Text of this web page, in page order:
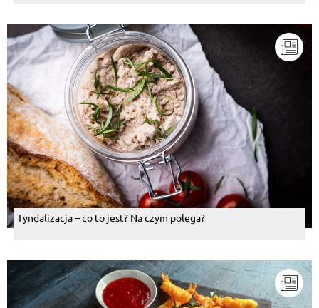
Tyndalizacja – co to jest? Na czym polega?